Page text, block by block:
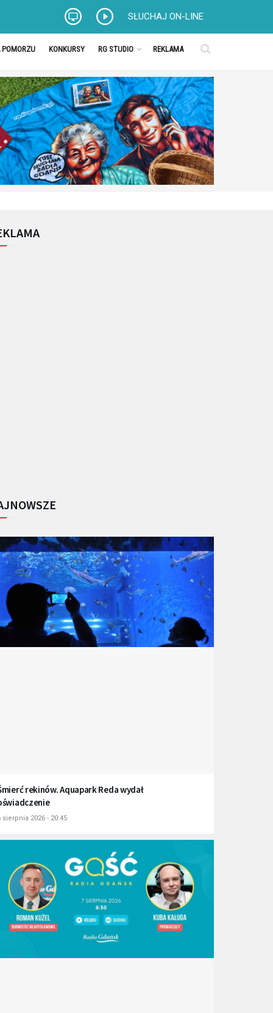
SŁUCHAJ ON-LINE
KONKURSY RG STUDIO REKLAMA
rekinów. Aquapark Reda wydał
sierpnia 2026 - 20:45